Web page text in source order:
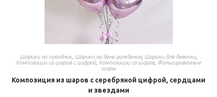
Шарики на праздник, Шарики на день рождения, Шарики для девочки,
Композиции из шаров с цифрой, Композиции из шаров, Фольгированные
шары
Композиция из шаров с серебряной цифрой, сердцами
и звездами